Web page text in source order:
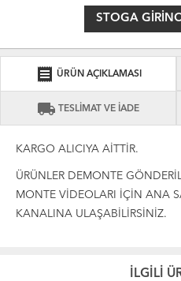
STOGA
receipt ÜRÜN AÇIKLAMASI
local_shipping TESLİMAT VE İADE
KARGO ALICIYA AİTTİR.
ÜRÜNLER DEMONTE
MONTE VİDEOLARI İÇİN ANA
KANALINA ULAŞABİLİRSİNİZ.
İLGİLİ